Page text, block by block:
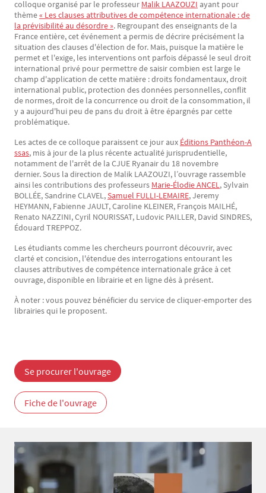
colloque organisé par le professeur Malik LAAZOUZI ayant pour
thème« Les clauses attributives de compétence internationale : de
la prévisibilité au désordre ». Regroupant des enseignants de la
France entière, cet événement a permis de décrire précisément la
situation des clauses d'élection de for. Mais, puisque la matière le
permet et l'exige, les interventions ont parfois dépassé le seul droit
international privé pour permettre de saisir combien est large le
champ d'application de cette matière : droits fondamentaux, droit
international public, protection des données personnelles, conflit
de normes, droit de la concurrence ou droit de la consommation, il
y a aujourd'hui peu de pans du droit à être épargnés par cette
problématique.
Les actes de ce colloque paraissent ce jour aux Éditions Panthéon-A
ssas, mis à jour de la plus récente actualité jurisprudentielle,
notamment de l'arrêt de la CJUE Ryanair du 18 novembre
dernier. Sous la direction de Malik LAAZOUZI, l’ouvrage rassemble
ainsi les contributions des professeurs Marie-Élodie ANCEL, Sylvain
BOLLÉE, Sandrine CLAVEL,Samuel FULLI-LEMAIRE, Jeremy
HEYMANN, Fabienne JAULT, Caroline KLEINER, François MAILHÉ,
Renato NAZZINI, Cyril NOURISSAT, Ludovic PAILLER, David SINDRES,
Édouard TREPPOZ.
Les étudiants comme les chercheurs pourront découvrir, avec
clarté et concision, l'étendue des interrogations entourant les
clauses attributives de compétence internationale grâce à cet
ouvrage, disponible en librairie et en ligne dès à présent.
À noter : vous pouvez bénéficier du service de cliquer-emporter des
librairies qui le proposent.
Se procurer l'ouvrage
Fiche de l'ouvrage